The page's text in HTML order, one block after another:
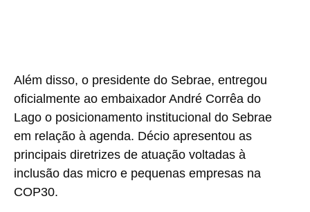
Além disso, o presidente do Sebrae, entregou
oficialmente ao embaixador André Corrêa do
Lago o posicionamento institucional do Sebrae
em relação à agenda. Décio apresentou as
principais diretrizes de atuação voltadas à
inclusão das micro e pequenas empresas na
COP30.